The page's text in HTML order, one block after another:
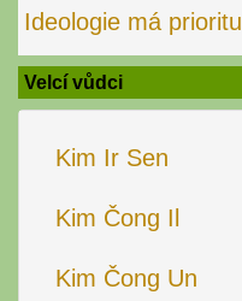
Ideologie má prioritu
Velcí vůdci
Kim Ir Sen
Kim Čong Il
Kim Čong Un